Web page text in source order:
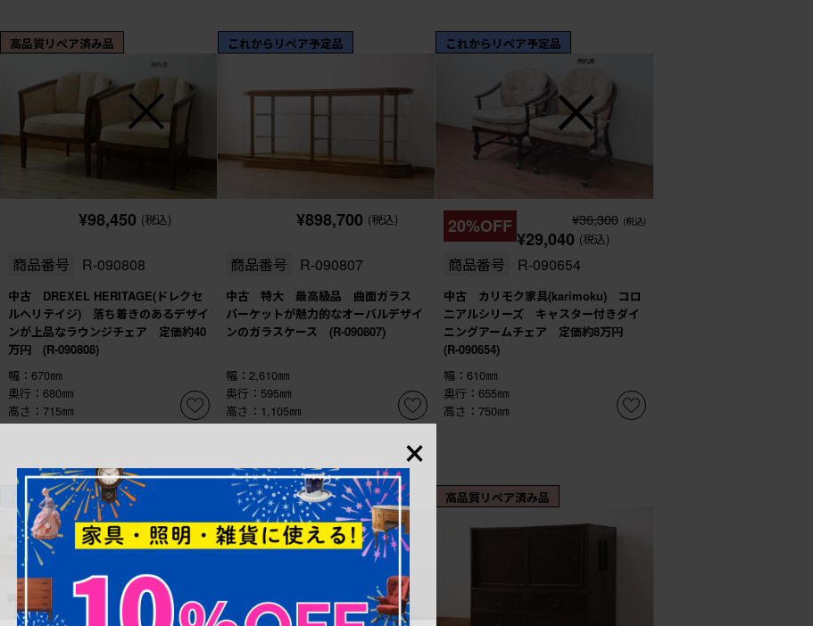
高品質リペア済み品
¥98,450 (税込)
商品番号 R-090808
中古 DREXEL HERITAGE(ドレクセ
ルヘリテイジ) 落ち着きのあるデザイ
ンが上品なラウンジチェア 定価約40
万円 (R-090808)
幅：670㎜
奥行：680㎜
高さ：715㎜
これからリペア予定品
¥898,700 (税込)
商品番号 R-090807
中古 特大 最高級品 曲面ガラス
パーケットが魅力的なオーバルデザイ
ンのガラスケース (R-090807)
幅：2,610㎜
奥行：595㎜
高さ：1,105㎜
これからリペア予定品
20%OFF ¥36,300 (税込)
¥29,040 (税込)
商品番号 R-090654
中古 カリモク家具(karimoku) コロ
ニアルシリーズ キャスター付きダイ
ニングアームチェア 定価約8万円
(R-090654)
幅：610㎜
奥行：655㎜
高さ：750㎜
これからリペア予定品 これからリペア予定品 高品質リペア済み品
×